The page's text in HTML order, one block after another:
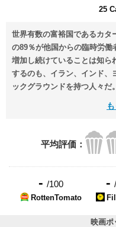
25
世界有数の富裕国であるカタ
の89％が他国からの臨時労
増加し続けていることは知ら
するのも、イラン、インド、
ックグラウンドを持つ人々
家族を見つけるため、ドー
たちとの出会い、そして野
も難しい決断の連続だった―
平均評価：
- /100
RottenTomato
-
映画